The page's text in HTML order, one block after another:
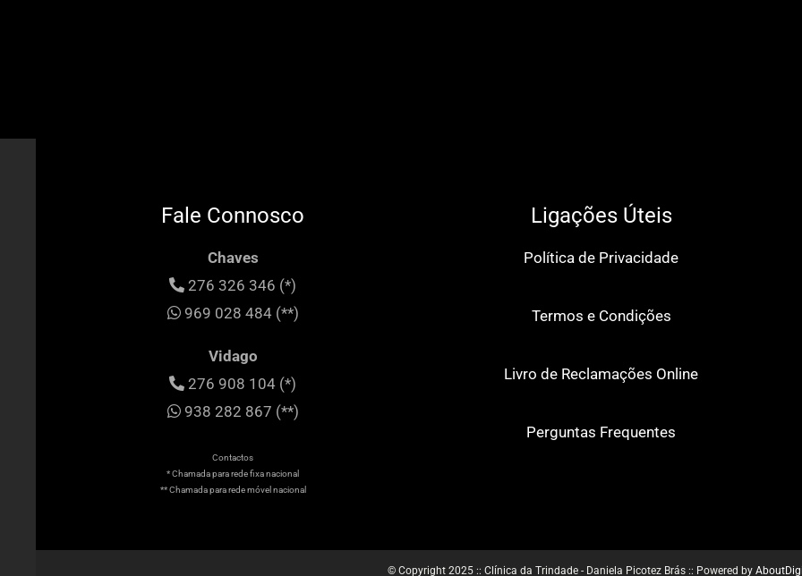
Fale Connosco
Chaves
276 326 346 (*)
969 028 484 (**)
Vidago
276 908 104 (*)
938 282 867 (**)
Contactos
* Chamada para rede fixa nacional
** Chamada para rede móvel nacional
Ligações Úteis
Política de Privacidade
Termos e Condições
Livro de Reclamações Online
Perguntas Frequentes
© Copyright 2025 :: Clínica da Trindade - Daniela Picotez Brás :: Powered by